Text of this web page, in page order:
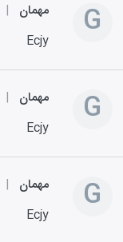
G مهمان |
Ecjy
G مهمان |
Ecjy
G مهمان |
Ecjy